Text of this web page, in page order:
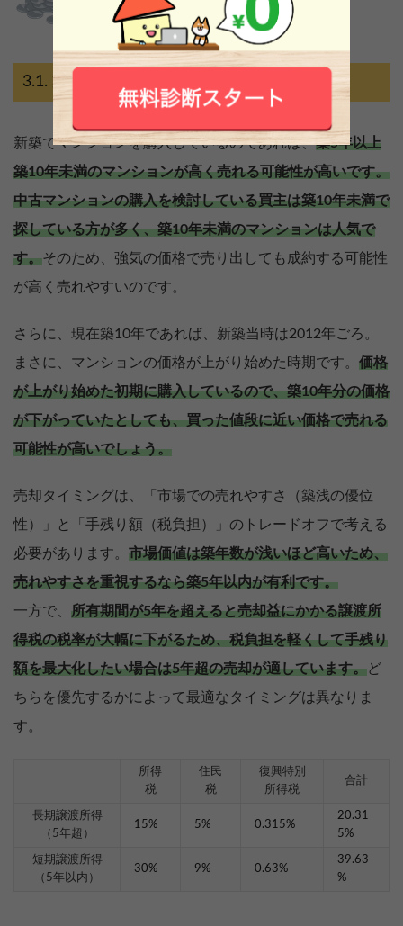
築5年以上10年未満のマンション
新築でマンションを購入しているのであれば、築5年以上
築10年未満のマンションが高く売れる可能性が高いです。
中古マンションの購入を検討している買主は築10年未満で
探している方が多く、築10年未満のマンションは人気で
す。そのため、強気の価格で売り出しても成約する可能性
が高く売れやすいのです。
さらに、現在築10年であれば、新築当時は2012年ごろ。
まさに、マンションの価格が上がり始めた時期です。 価格
が上がり始めた初期に購入しているので、築10年分の価格
が下がっていたとしても、買った値段に近い価格で売れる
可能性が高いでしょう。
売却タイミングは、「市場での売れやすさ（築浅の優位
性）」と「手残り額（税負担）」のトレードオフで考える
必要があります。 市場価値は築年数が浅いほど高いため、
売れやすさを重視するなら築5年以内が有利です。
一方で、 所有期間が5年を超えると売却益にかかる譲渡所
得税の税率が大幅に下がるため、税負担を軽くして手残り
額を最大化したい場合は5年超の売却が適しています。ど
ちらを優先するかによって最適なタイミングは異なりま
す。
所得
税
住民
税
復興特別
所得税
合計
長期譲渡所得
（5年超）
15% 5% 0.315%
20.31
5%
短期譲渡所得
（5年以内）
30% 9% 0.63%
39.63
%